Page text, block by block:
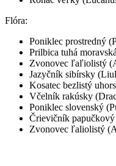
Flóra:
Poniklec prostredný
Prilbica tuhá
Zvonovec ľaľiolistý
Jazyčník sibírsky
Kosatec bezlistý
Včelník rakúsky
Poniklec slovenský
Črievičník
Zvonovec ľaliolistý